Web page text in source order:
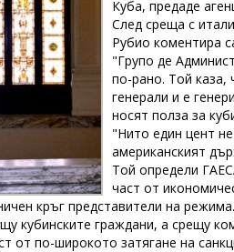
Куба, предаде
След среща с
Рубио коментира
"Групо де
по-рано. Той каза,
генерали и е
носят полза за
"Нито един цент
американският
Той определи
част от
кръг представители на режима.
кубинските граждани, а срещу
от по-широкото затягане на